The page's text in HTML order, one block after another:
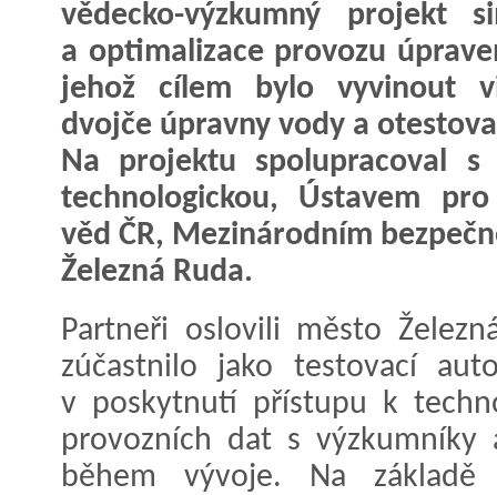
vědecko-výzkumný projekt
a optimalizace provozu
jehož cílem bylo vyvinout
dvojče úpravny vody a
Na projektu spolupracoval s
technologickou, Ústavem
věd ČR, Mezinárodním
Železná Ruda.
Partneři oslovili město
zúčastnilo jako testovací
v poskytnutí přístupu k
provozních dat s
během vývoje. Na základě